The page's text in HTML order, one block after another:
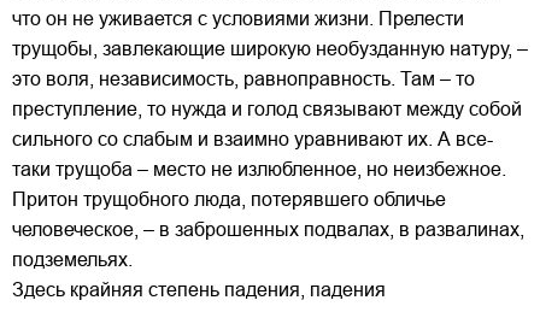
что он не уживается с условиями жизни. Прелести
трущобы, завлекающие широкую необузданную натуру, –
это воля, независимость, равноправность. Там – то
преступление, то нужда и голод связывают между собой
сильного со слабым и взаимно уравнивают их. А все-
таки трущоба – место не излюбленное, но неизбежное.
Притон трущобного люда, потерявшего обличье
человеческое, – в заброшенных подвалах, в развалинах,
подземельях.
Здесь крайняя степень падения, падения